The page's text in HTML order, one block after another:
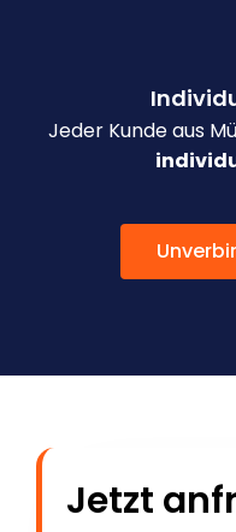
Jeder Kunde aus
Jetzt